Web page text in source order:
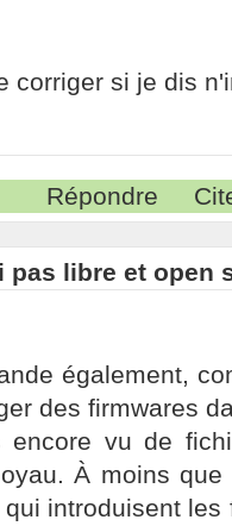
corriger si je dis
Répondre
pas libre et open
également,
des firmwares
encore vu de
À moins
introduisent